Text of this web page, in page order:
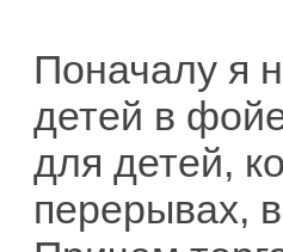
Поначалу я
детей в
для детей,
перерывах,